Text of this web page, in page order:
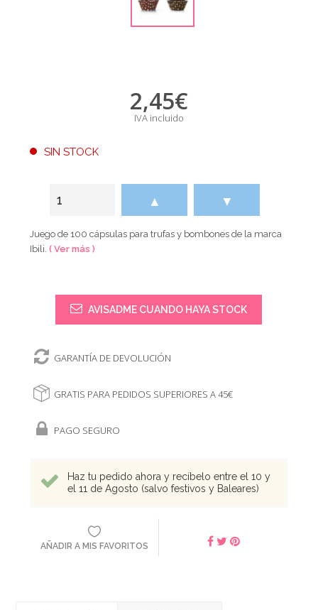
2,45€
IVA incluido
SIN STOCK
▲ ▼
Juego de 100 cápsulas para trufas y bombones de la marca
Ibili.( Ver más )
AVISADME CUANDO HAYA STOCK
GARANTÍA DE DEVOLUCIÓN
GRATIS PARA PEDIDOS SUPERIORES A 45€
PAGO SEGURO
Haz tu pedido ahora y recíbelo entre el 10 y
el 11 de Agosto (salvo festivos y Baleares)
AÑADIR A MIS FAVORITOS